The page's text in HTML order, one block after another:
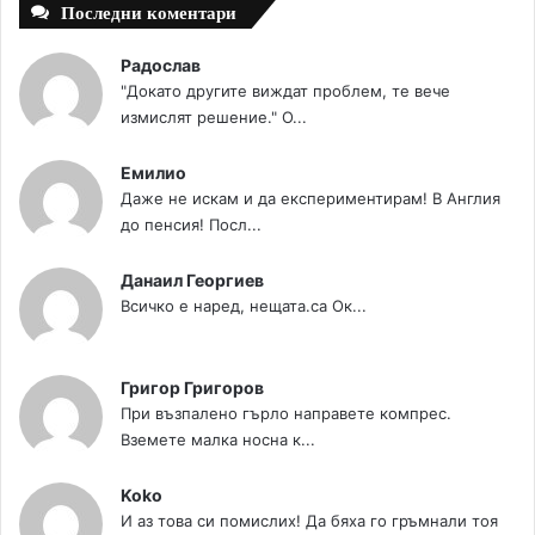
Последни коментари
Радослав
"Докато другите виждат проблем, те вече
измислят решение." О...
Емилио
Даже не искам и да експериментирам! В Англия
до пенсия! Посл...
Данаил Георгиев
Всичко е наред, нещата.са Ок...
Григор Григоров
При възпалено гърло направете компрес.
Вземете малка носна к...
Koko
И аз това си помислих! Да бяха го гръмнали тоя